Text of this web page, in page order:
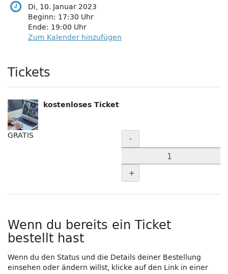
Di, 10. Januar 2023
Beginn: 17:30 Uhr
Ende: 19:00 Uhr
Zum Kalender hinzufügen
Produkte
Tickets
kostenloses Ticket
GRATIS Menge
-
+
Wenn du bereits ein Ticket
bestellt hast
Wenn du den Status und die Details deiner Bestellung
einsehen oder ändern willst, klicke auf den Link in einer